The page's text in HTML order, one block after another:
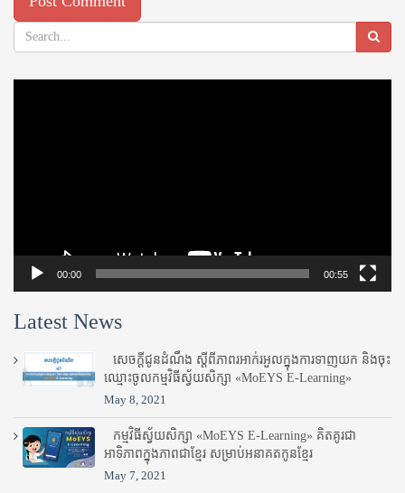
00:00 00:55
Latest News
សេចក្តីជូនដំណឹង ស្តី​ពីភាព​រអាក់រអួល​ក្នុងការ​ទាញ​យក និង​ចុះ​
ឈ្មោះ​ចូល​កម្មវិធី​ស្វ័យសិក្សា «MoEYS E-Learning»
May 8, 2021
កម្មវិធីស្វ័យសិក្សា «MoEYS E-Learning» គិតគូរជា
អាទិភាពក្នុងភាពជាខ្មែរ សម្រាប់អនាគតកូនខ្មែរ
May 7, 2021